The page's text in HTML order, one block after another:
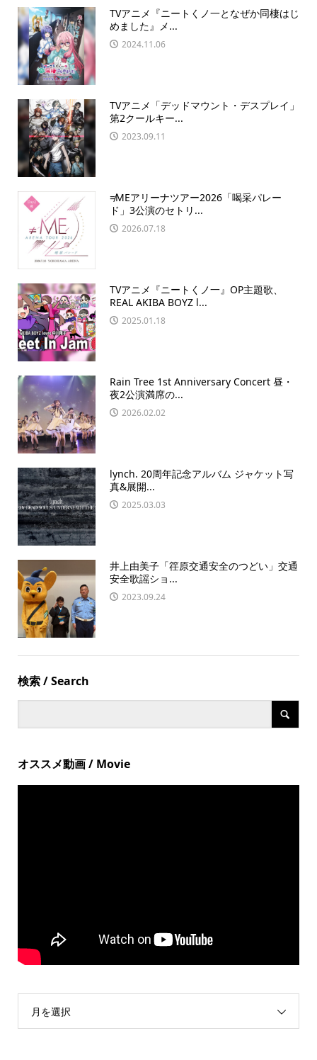
TVアニメ『ニートくノ一となぜか同棲はじ
めました』メ...
2024.11.06
TVアニメ「デッドマウント・デスプレイ」
第2クールキー...
2023.09.11
≠MEアリーナツアー2026「喝采パレー
ド」3公演のセトリ...
2026.07.18
TVアニメ『ニートくノ一』OP主題歌、
REAL AKIBA BOYZ l...
2025.01.18
Rain Tree 1st Anniversary Concert 昼・
夜2公演満席の...
2026.02.02
lynch. 20周年記念アルバム ジャケット写
真&展開...
2025.03.03
井上由美子「䇮原交通安全のつどい」交通
安全歌謡ショ...
2023.09.24
検索 / Search
オススメ動画 / Movie
月を選択